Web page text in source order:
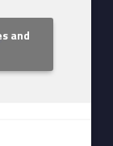
and